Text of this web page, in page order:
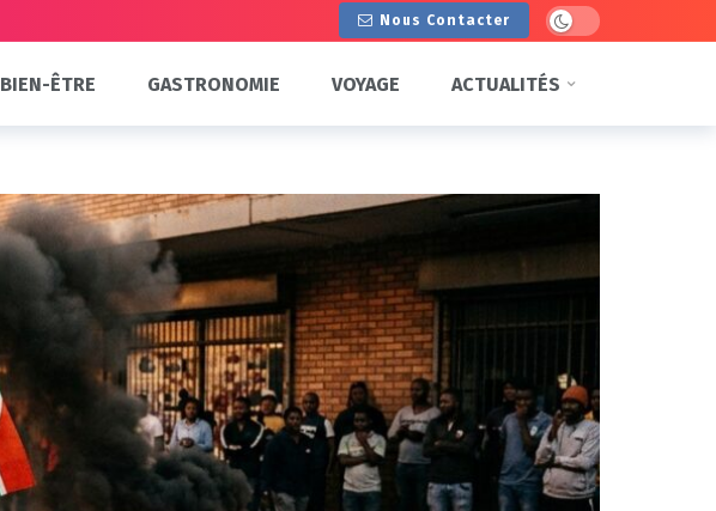
Nous Contacter Dark mode
BIEN-ÊTRE GASTRONOMIE VOYAGE ACTUALITÉS